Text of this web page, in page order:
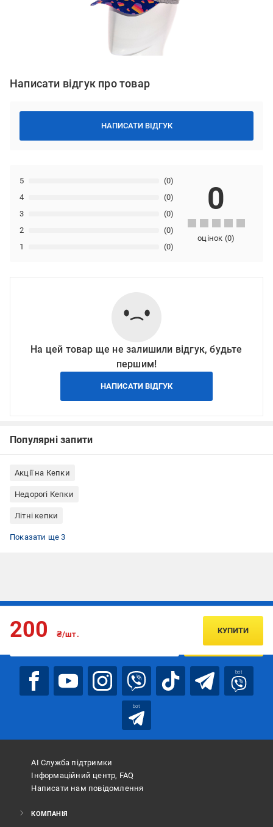
Написати відгук про товар
НАПИСАТИ ВІДГУК
1 (0)
2 (0)
3 (0)
4 (0)
5 (0)
0
оцінок (0)
На цей товар ще не залишили відгук, будьте
першим!
НАПИСАТИ ВІДГУК
Популярні запити
Акції на Кепки
Недорогі Кепки
Літні кепки
Кепки унісекс
Кепки S
Кепки з козирком
Показати ще 3
200 ₴/шт. КУПИТИ
Підписуйтесь, щоб дізнаватись першим про акції та пропозиції
ПІДПИСАТИСЯ
bot
bot
АІ Служба підтримки
Інформаційний центр, FAQ
Написати нам повідомлення
КОМПАНІЯ